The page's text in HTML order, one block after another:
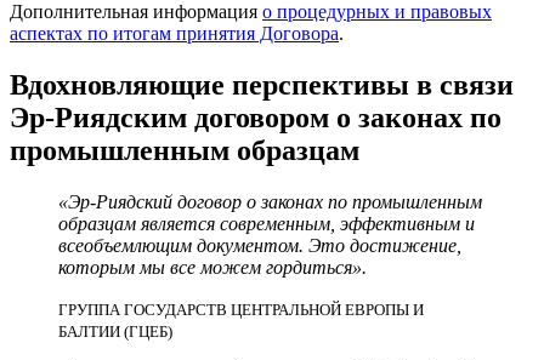
Дополнительная информация о процедурных и правовых
аспектах по итогам принятия Договора.
Вдохновляющие перспективы в связи
Эр-Риядским договором о законах по
промышленным образцам
«Эр-Риядский договор о законах по промышленным
образцам является современным, эффективным и
всеобъемлющим документом. Это достижение,
которым мы все можем гордиться».
ГРУППА ГОСУДАРСТВ ЦЕНТРАЛЬНОЙ ЕВРОПЫ И
БАЛТИИ (ГЦЕБ)